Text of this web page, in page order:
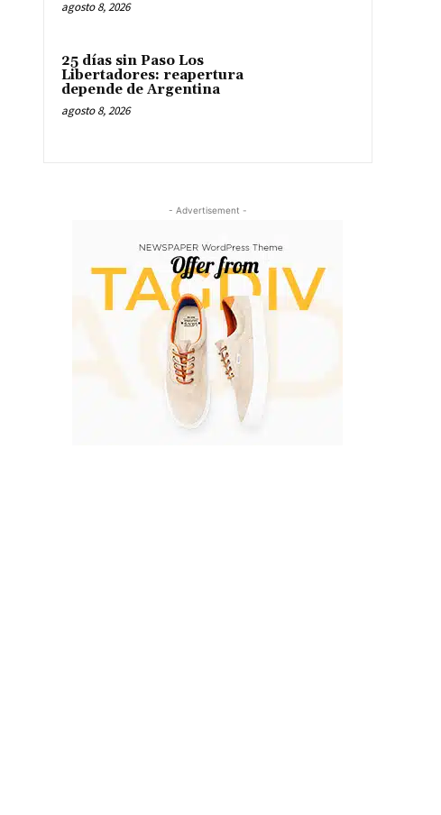
agosto 8, 2026
25 días sin Paso Los
Libertadores: reapertura
depende de Argentina
agosto 8, 2026
- Advertisement -